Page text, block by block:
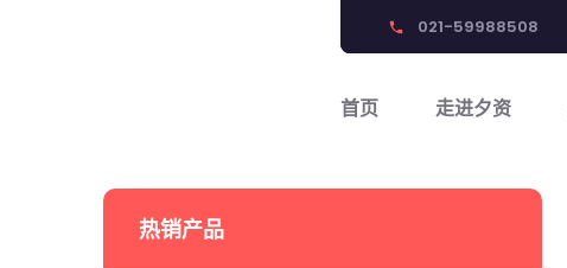
phone 021-59988508
首页 走进夕资
热销产品